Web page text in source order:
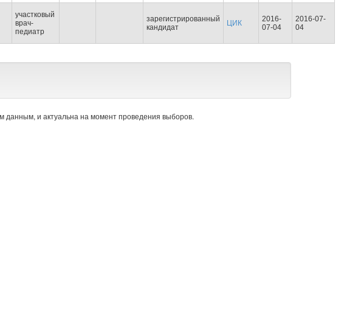
участковый
врач-
педиатр
зарегистрированный
кандидат
ЦИК
2016-
07-04
2016-07-
04
и актуальна на момент проведения выборов.